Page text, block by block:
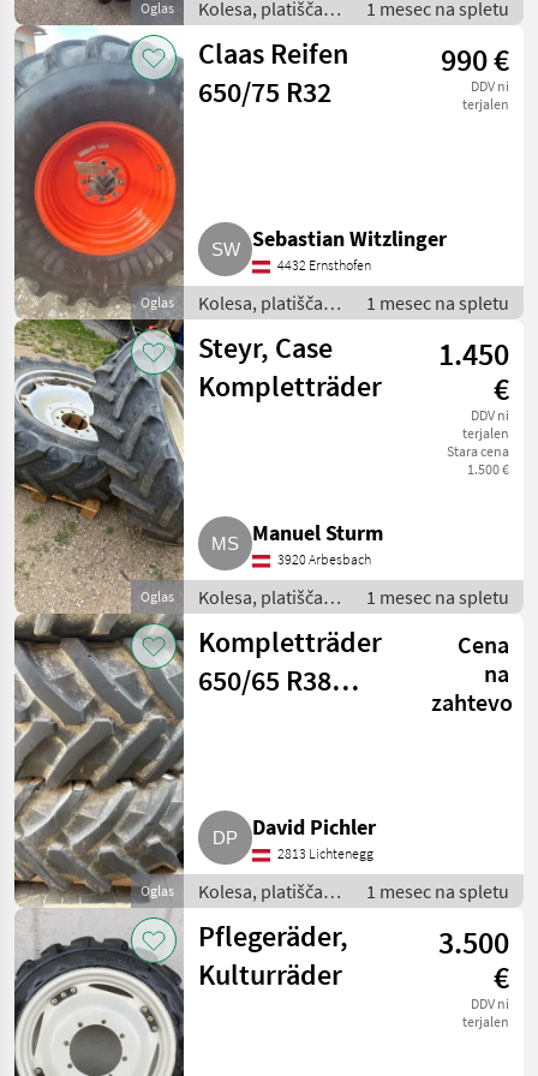
Oglas
Kolesa, platišča in
pnevmatike /
Komplet kolesa
1 mesec na spletu
Oglas
Claas Reifen
650/75 R32
990 €
DDV ni
terjalen
Sebastian Witzlinger
4432 Ernsthofen
Kolesa, platišča in
pnevmatike /
Komplet kolesa
1 mesec na spletu
Oglas
Steyr, Case
Kompletträder
1.450
€
DDV ni
terjalen
Stara cena
1.500 €
Manuel Sturm
3920 Arbesbach
Kolesa, platišča in
pnevmatike /
Komplet kolesa
1 mesec na spletu
Oglas
Kompletträder
650/65 R38
Cena
na
zahtevo
David Pichler
2813 Lichtenegg
Kolesa, platišča in
pnevmatike /
Komplet kolesa
1 mesec na spletu
Pflegeräder,
Kulturräder
3.500
€
DDV ni
terjalen